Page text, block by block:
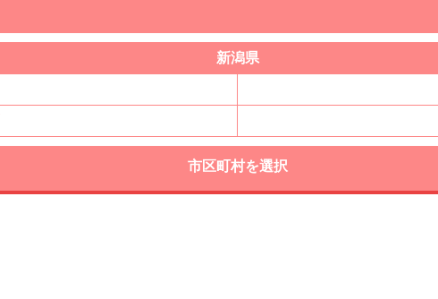
新潟県
市区町村を選択